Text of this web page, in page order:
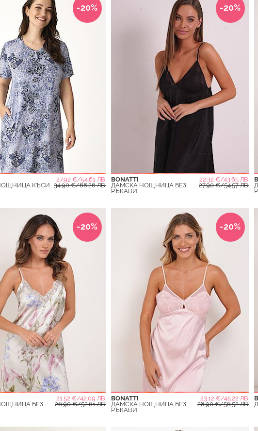
-20%
27.92 €/54.61 ЛВ.
КЪСИ
34.90 €/68.26 ЛВ.
-20%
BONATTI
22.32 €/43.65 ЛВ.
ДАМСКА НОЩНИЦА БЕЗ
РЪКАВИ
27.90 €/54.57 ЛВ.
-20%
21.52 €/42.09 ЛВ.
БЕЗ
26.90 €/52.61 ЛВ.
-20%
BONATTI
23.12 €/45.22 ЛВ.
ДАМСКА НОЩНИЦА БЕЗ
РЪКАВИ
28.90 €/56.52 ЛВ.